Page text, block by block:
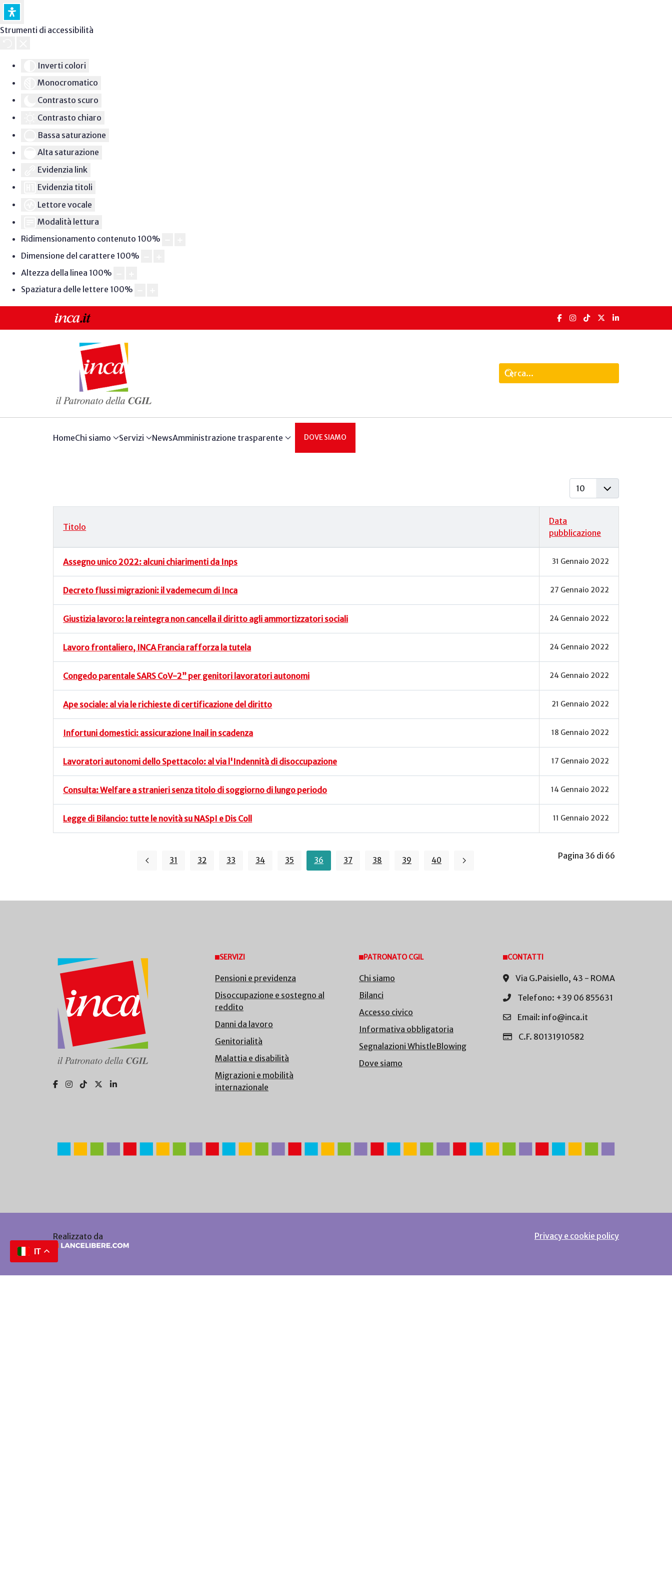
Strumenti di accessibilità
Inverti colori
Monocromatico
Contrasto scuro
Contrasto chiaro
Bassa saturazione
Alta saturazione
Evidenzia link
Evidenzia titoli
Lettore vocale
Modalità lettura
Ridimensionamento contenuto 100%
Dimensione del carattere 100%
Altezza della linea 100%
Spaziatura delle lettere 100%
HomeChi siamo Servizi NewsAmministrazione trasparente DOVE SIAMO
Visualizza #
Titolo
Data
pubblicazione
Assegno unico 2022: alcuni chiarimenti da Inps 31 Gennaio 2022
Decreto flussi migrazioni: il vademecum di Inca 27 Gennaio 2022
Giustizia lavoro: la reintegra non cancella il diritto agli ammortizzatori sociali 24 Gennaio 2022
Lavoro frontaliero, INCA Francia rafforza la tutela 24 Gennaio 2022
Congedo parentale SARS CoV-2” per genitori lavoratori autonomi 24 Gennaio 2022
Ape sociale: al via le richieste di certificazione del diritto 21 Gennaio 2022
Infortuni domestici: assicurazione Inail in scadenza 18 Gennaio 2022
Lavoratori autonomi dello Spettacolo: al via l'Indennità di disoccupazione 17 Gennaio 2022
Consulta: Welfare a stranieri senza titolo di soggiorno di lungo periodo 14 Gennaio 2022
Legge di Bilancio: tutte le novità su NASpI e Dis Coll 11 Gennaio 2022
Pagina 36 di 66
31 32 33 34 35 36 37 38 39 40
SERVIZI
Pensioni e previdenza
Disoccupazione e sostegno al
reddito
Danni da lavoro
Genitorialità
Malattia e disabilità
Migrazioni e mobilità
internazionale
PATRONATO CGIL
Chi siamo
Bilanci
Accesso civico
Informativa obbligatoria
Segnalazioni WhistleBlowing
Dove siamo
CONTATTI
Via G.Paisiello, 43 - ROMA
Telefono: +39 06 855631
Email: info@inca.it
C.F. 80131910582
Realizzato da Privacy e cookie policy
IT